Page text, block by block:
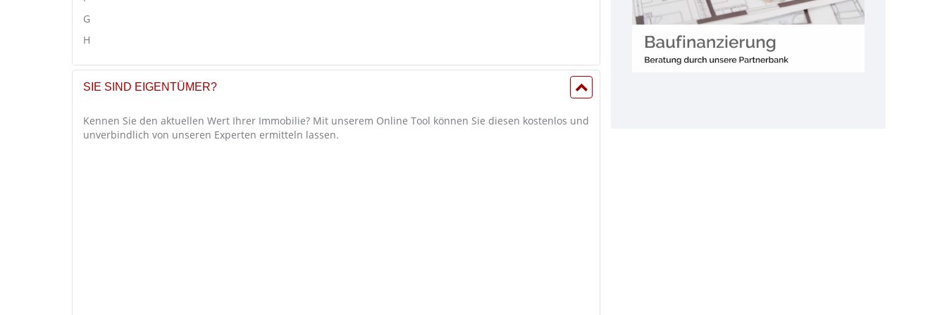
G
H
SIE SIND EIGENTÜMER?
Kennen Sie den aktuellen Wert Ihrer Immobilie? Mit unserem Online Tool können Sie diesen kostenlos und
unverbindlich von unseren Experten ermitteln lassen.